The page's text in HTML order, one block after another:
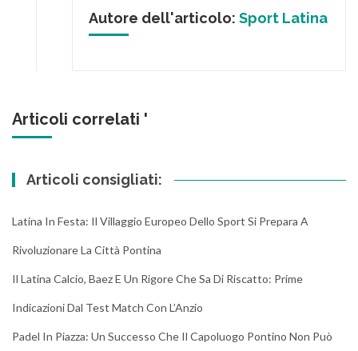
Autore dell'articolo: Sport Latina
Articoli correlati '
Articoli consigliati:
Latina In Festa: Il Villaggio Europeo Dello Sport Si Prepara A
Rivoluzionare La Città Pontina
Il Latina Calcio, Baez E Un Rigore Che Sa Di Riscatto: Prime
Indicazioni Dal Test Match Con L’Anzio
Padel In Piazza: Un Successo Che Il Capoluogo Pontino Non Può